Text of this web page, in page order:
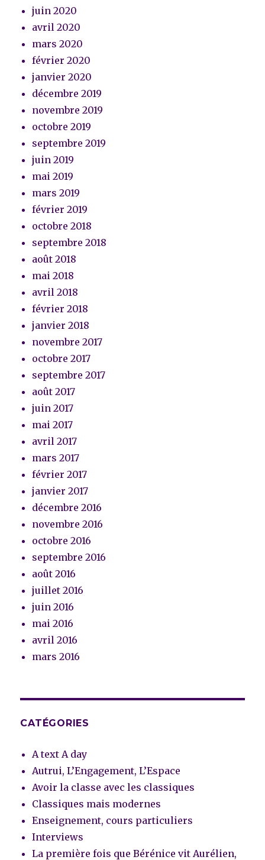
juin 2020
avril 2020
mars 2020
février 2020
janvier 2020
décembre 2019
novembre 2019
octobre 2019
septembre 2019
juin 2019
mai 2019
mars 2019
février 2019
octobre 2018
septembre 2018
août 2018
mai 2018
avril 2018
février 2018
janvier 2018
novembre 2017
octobre 2017
septembre 2017
août 2017
juin 2017
mai 2017
avril 2017
mars 2017
février 2017
janvier 2017
décembre 2016
novembre 2016
octobre 2016
septembre 2016
août 2016
juillet 2016
juin 2016
mai 2016
avril 2016
mars 2016
CATÉGORIES
A text A day
Autrui, L’Engagement, L’Espace
Avoir la classe avec les classiques
Classiques mais modernes
Enseignement, cours particuliers
Interviews
La première fois que Bérénice vit Aurélien,